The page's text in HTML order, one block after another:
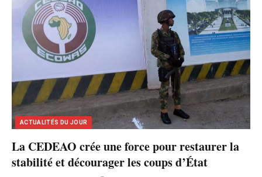
ACTUALITÉS DU JOUR
La CEDEAO crée une force pour restaurer la
stabilité et décourager les coups d’État